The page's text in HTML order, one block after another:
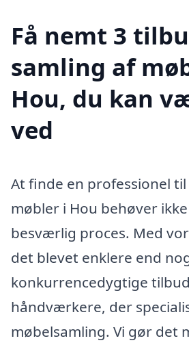
Få nemt 3
samling af
Hou, du kan
ved
At finde en professionel
møbler i Hou behøver
besværlig proces. Med
det blevet enklere end
konkurrencedygtige
håndværkere, der
møbelsamling. Vi gør det